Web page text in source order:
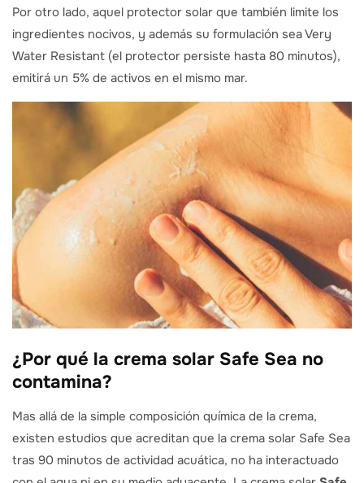
Por otro lado, aquel protector solar que también limite los
ingredientes nocivos, y además su formulación sea Very
Water Resistant (el protector persiste hasta 80 minutos),
emitirá un 5% de activos en el mismo mar.
¿Por qué la crema solar Safe Sea no
contamina?
Mas allá de la simple composición química de la crema,
existen estudios que acreditan que la crema solar Safe Sea
tras 90 minutos de actividad acuática, no ha interactuado